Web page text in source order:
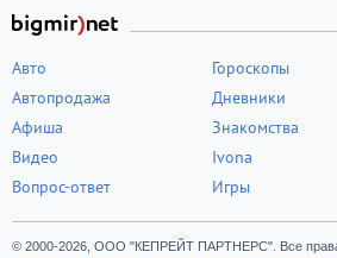
Авто
Автопродажа
Афиша
Видео
Вопрос-ответ
Гороскопы
Дневники
Знакомства
Ivona
Игры
© 2000-2026, ООО "КЕПРЕЙТ ПАРТНЕРС". Все